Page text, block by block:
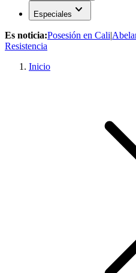
Especiales expand_more
Es noticia:Posesión en Cali|
Resistencia
Inicio